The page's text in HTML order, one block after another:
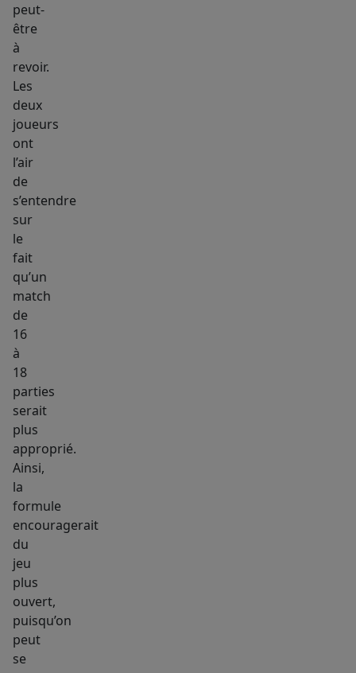
peut-
être
à
revoir.
Les
deux
joueurs
ont
l’air
de
s’entendre
sur
le
fait
qu’un
match
de
16
à
18
parties
serait
plus
approprié.
Ainsi,
la
formule
encouragerait
du
jeu
plus
ouvert,
puisqu’on
peut
se